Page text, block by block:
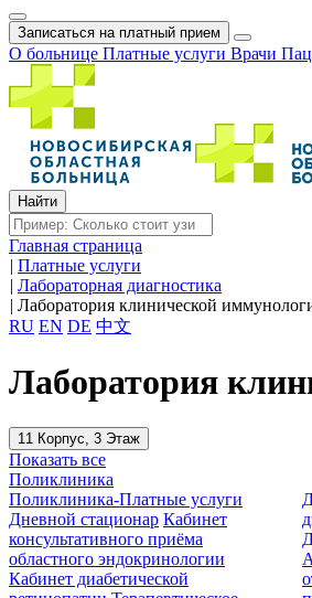
Записаться на платный прием
О больнице Платные услуги Врачи
Главная страница
| Платные услуги
| Лабораторная диагностика
| Лаборатория клинической
RU EN DE 中文
Лаборатория
11 Корпус, 3 Этаж
Показать все
Поликлиника
Поликлиника-Платные услуги
Дневной стационар Кабинет
консультативного приёма
областного эндокринологии
Кабинет диабетической